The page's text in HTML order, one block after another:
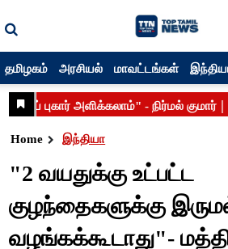
தமிழகம் அரசியல் மாவட்டங்கள்
Home இந்தியா
"2 வயதுக்கு உட்பட்ட
குழந்தைகளுக்கு
வழங்க‌க்கூடாது"-